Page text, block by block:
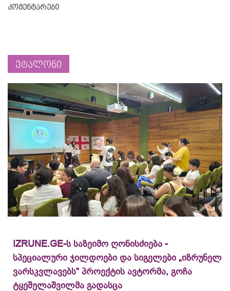
კომენტარები
ეტალონი
IZRUNE.GE-ს საზეიმო ღონისძიება -
სპეციალური ჯილდოები და სიგელები „იზრუნელ
ვარსკვლავებს“ პროექტის ავტორმა, გოჩა
ტყეშელაშვილმა გადასცა